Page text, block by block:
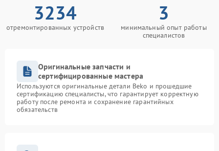
3234
отремонтированных устройств
3
минимальный опыт работы
специалистов
Оригинальные запчасти и
сертифицированные мастера
Используются оригинальные детали Beko и прошедшие
сертификацию специалисты, что гарантирует корректную
работу после ремонта и сохранение гарантийных
обязательств